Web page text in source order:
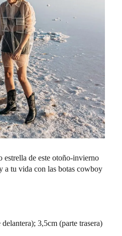
estrella de este otoño-invierno
a tu vida con las botas cowboy
3,5cm (parte trasera)